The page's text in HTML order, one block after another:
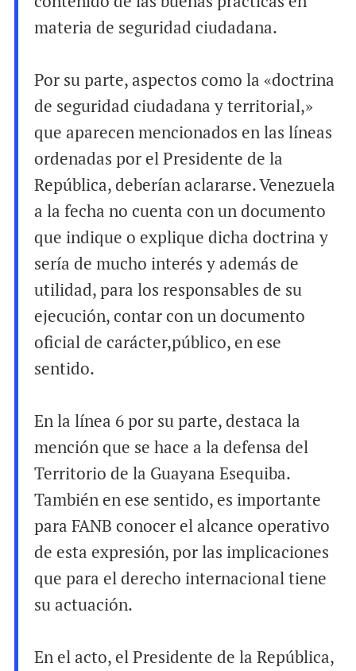
materia de seguridad ciudadana.
Por su parte, aspectos como la «doctrina
de seguridad ciudadana y territorial,»
que aparecen mencionados en las líneas
ordenadas por el Presidente de la
República, deberían aclararse. Venezuela
a la fecha no cuenta con un documento
que indique o explique dicha doctrina y
sería de mucho interés y además de
utilidad, para los responsables de su
ejecución, contar con un documento
oficial de carácter,público, en ese
sentido.
En la línea 6 por su parte, destaca la
mención que se hace a la defensa del
Territorio de la Guayana Esequiba.
También en ese sentido, es importante
para FANB conocer el alcance operativo
de esta expresión, por las implicaciones
que para el derecho internacional tiene
su actuación.
En el acto, el Presidente de la República,